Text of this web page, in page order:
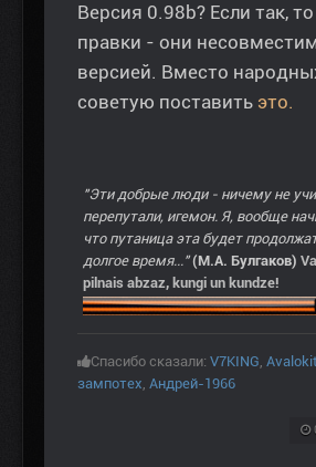
Версия 0.98b? Если так,
правки - они
версией. Вместо
советую поставить это.
"Эти добрые люди - ничему не
перепутали, игемон. Я, вообще
что путаница эта будет
долгое время..." (М.А. Булгаков)
pilnais abzaz, kungi un kundze!
Спасибо сказали: V7KING,
зампотех, Андрей-1966